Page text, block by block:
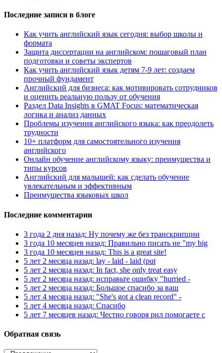
Последние записи в блоге
Как учить английский язык сегодня: выбор школы и
формата
Защита диссертации на английском: пошаговый план
подготовки и советы экспертов
Как учить английский язык детям 7-9 лет: создаем
прочный фундамент
Английский для бизнеса: как мотивировать сотрудников
и оценить реальную пользу от обучения
Раздел Data Insights в GMAT Focus: математическая
логика и анализ данных
Проблемы изучения английского языка: как преодолеть
трудности
10+ платформ для самостоятельного изучения
английского
Онлайн обучение английскому языку: преимущества и
типы курсов
Английский для малышей: как сделать обучение
увлекательным и эффективным
Преимущества языковых школ
Последние комментарии
3 года 2 дня назад: Ну почему же без транскрипции
3 года 10 месяцев назад: Правильно писать не "my big
3 года 10 месяцев назад: This is a great site!
5 лет 2 месяца назад: lay - laid - laid (put
5 лет 2 месяца назад: In fact, she only treat easy
5 лет 2 месяца назад: исправьте ошибку "hurried -
5 лет 2 месяца назад: Большое спасибо за ваш
5 лет 4 месяца назад: "She's got a clean record" -
5 лет 4 месяца назад: Спасибо
5 лет 7 месяцев назад: Честно говоря рил помогаете с
Обратная связь